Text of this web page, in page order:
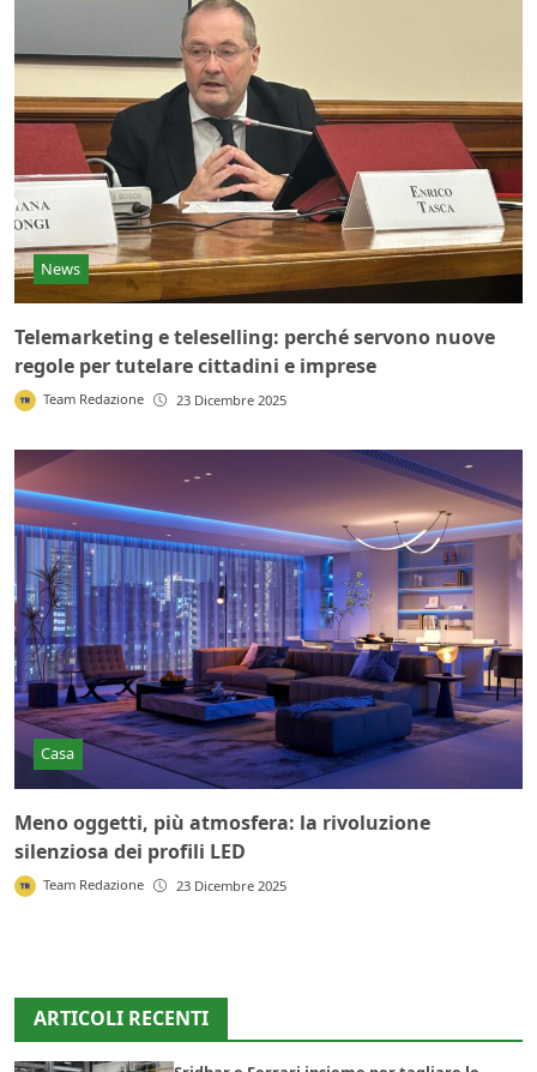
News
Telemarketing e teleselling: perché servono nuove
regole per tutelare cittadini e imprese
Team Redazione 23 Dicembre 2025
Casa
Meno oggetti, più atmosfera: la rivoluzione
silenziosa dei profili LED
Team Redazione 23 Dicembre 2025
ARTICOLI RECENTI